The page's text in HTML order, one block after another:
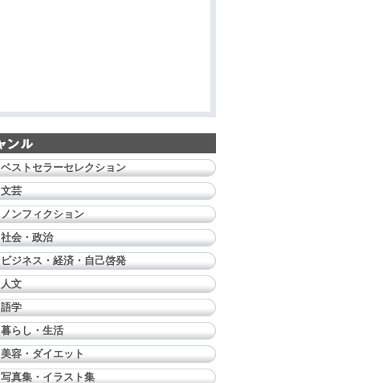
ベストセラーセレクション
文芸
ノンフィクション
社会・政治
ビジネス・経済・自己啓発
人文
語学
暮らし・生活
美容・ダイエット
写真集・イラスト集